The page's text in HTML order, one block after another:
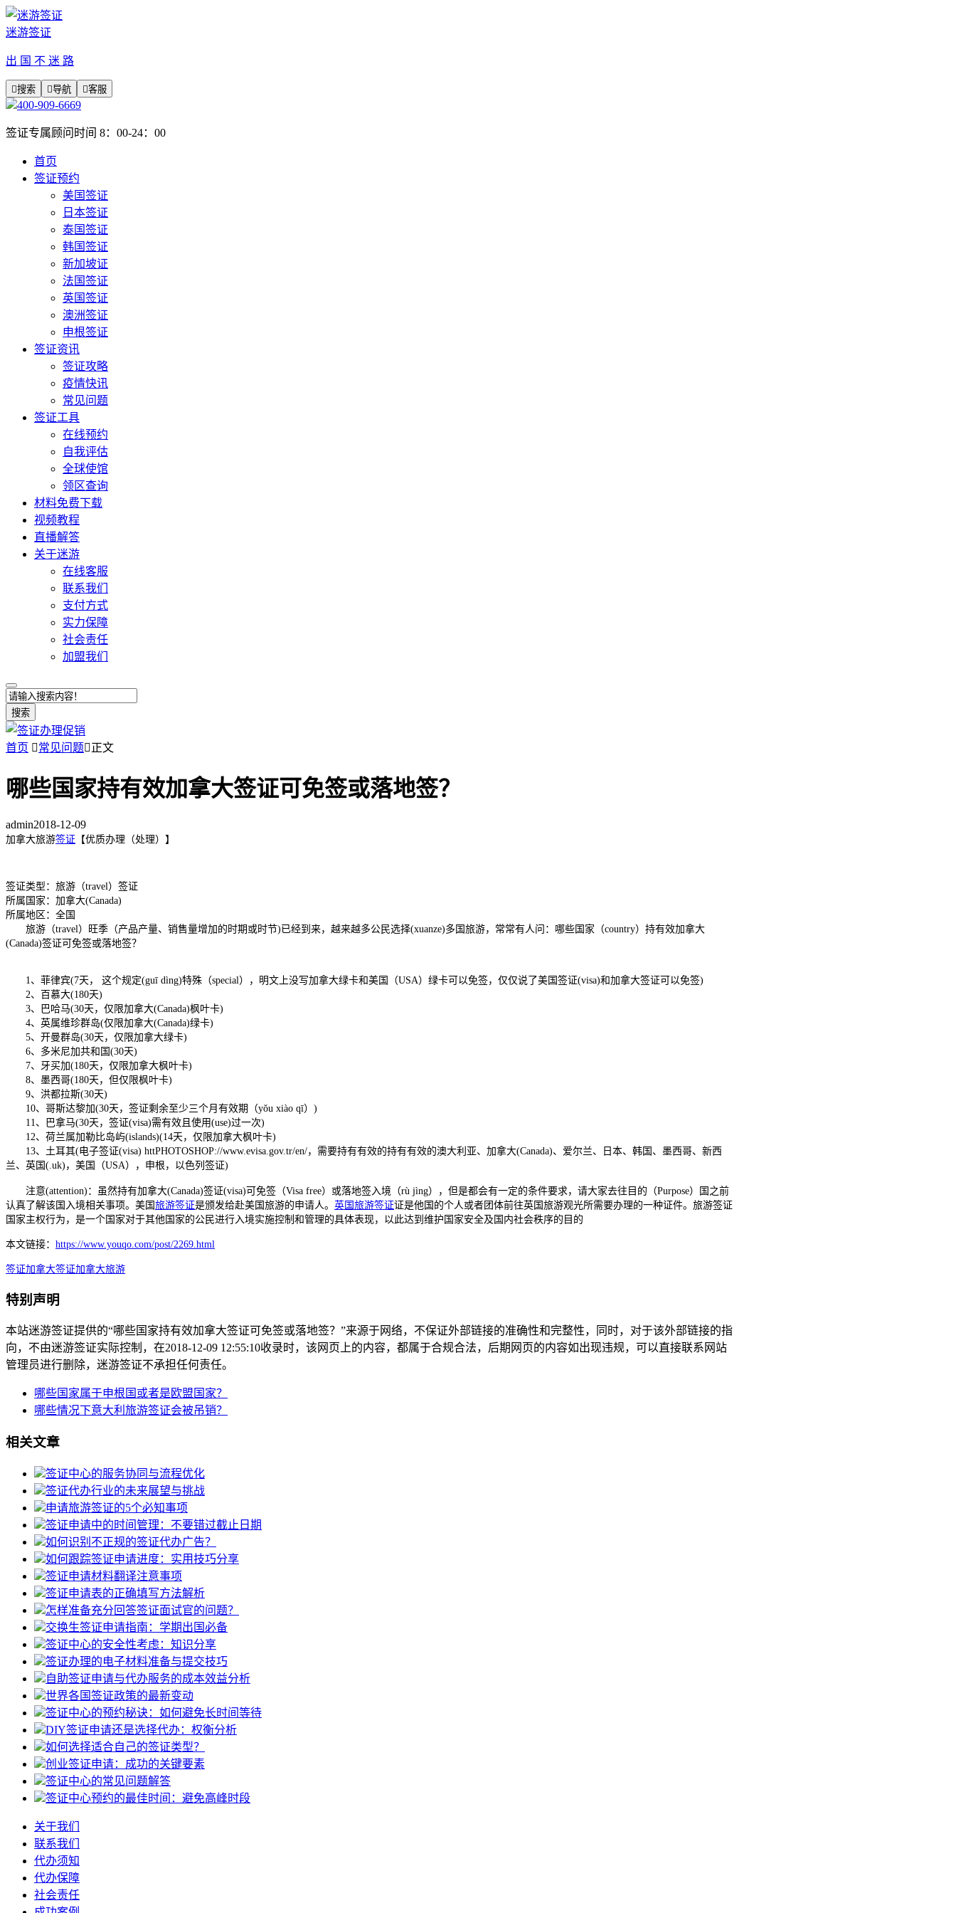
迷游签证
出 国 不 迷 路
搜索 导航 客服
400-909-6669
签证专属顾问时间 8：00-24：00
首页
签证预约
美国签证
日本签证
泰国签证
韩国签证
新加坡证
法国签证
英国签证
澳洲签证
申根签证
签证资讯
签证攻略
疫情快讯
常见问题
签证工具
在线预约
自我评估
全球使馆
领区查询
材料免费下载
视频教程
直播解答
关于迷游
在线客服
联系我们
支付方式
实力保障
社会责任
加盟我们
搜索
首页 常见问题正文
哪些国家持有效加拿大签证可免签或落地签？
admin2018-12-09
加拿大旅游签证 【优质办理（处理）】
签证类型：旅游（travel）签证
所属国家：加拿大(Canada)
所属地区：全国
旅游（travel）旺季（产品产量、销售量增加的时期或时节)已经到来，越来越多公民选择(xuanze)多国旅游，常常有人问：哪些国家（country）持有效加拿大
(Canada)签证可免签或落地签？
1、菲律宾(7天， 这个规定(guī dìng)特殊（special），明文上没写加拿大绿卡和美国（USA）绿卡可以免签，仅仅说了美国签证(visa)和加拿大签证可以免签)
2、百慕大(180天)
3、巴哈马(30天，仅限加拿大(Canada)枫叶卡)
4、英属维珍群岛(仅限加拿大(Canada)绿卡)
5、开曼群岛(30天，仅限加拿大绿卡)
6、多米尼加共和国(30天)
7、牙买加(180天，仅限加拿大枫叶卡)
8、墨西哥(180天，但仅限枫叶卡)
9、洪都拉斯(30天)
10、哥斯达黎加(30天，签证剩余至少三个月有效期（yǒu xiào qī）)
11、巴拿马(30天，签证(visa)需有效且使用(use)过一次)
12、荷兰属加勒比岛屿(islands)(14天，仅限加拿大枫叶卡)
13、土耳其(电子签证(visa) httPHOTOSHOP://www.evisa.gov.tr/en/，需要持有有效的持有有效的澳大利亚、加拿大(Canada)、爱尔兰、日本、韩国、墨西哥、新西
兰、英国(.uk)，美国（USA），申根，以色列签证)
注意(attention)：虽然持有加拿大(Canada)签证(visa)可免签（Visa free）或落地签入境（rù jìng），但是都会有一定的条件要求，请大家去往目的（Purpose）国之前
认真了解该国入境相关事项。美国 旅游签证是颁发给赴美国旅游的申请人。 英国旅游签证证是他国的个人或者团体前往英国旅游观光所需要办理的一种证件。旅游签证
国家主权行为，是一个国家对于其他国家的公民进行入境实施控制和管理的具体表现，以此达到维护国家安全及国内社会秩序的目的
本文链接： https://www.youqo.com/post/2269.html
签证加拿大签证加拿大旅游
特别声明
本站迷游签证提供的“哪些国家持有效加拿大签证可免签或落地签？”来源于网络，不保证外部链接的准确性和完整性，同时，对于该外部链接的指
向，不由迷游签证实际控制，在2018-12-09 12:55:10收录时，该网页上的内容，都属于合规合法，后期网页的内容如出现违规，可以直接联系网站
管理员进行删除，迷游签证不承担任何责任。
哪些国家属于申根国或者是欧盟国家？
哪些情况下意大利旅游签证会被吊销？
相关文章
签证中心的服务协同与流程优化
签证代办行业的未来展望与挑战
申请旅游签证的5个必知事项
签证申请中的时间管理：不要错过截止日期
如何识别不正规的签证代办广告？
如何跟踪签证申请进度：实用技巧分享
签证申请材料翻译注意事项
签证申请表的正确填写方法解析
怎样准备充分回答签证面试官的问题？
交换生签证申请指南：学期出国必备
签证中心的安全性考虑：知识分享
签证办理的电子材料准备与提交技巧
自助签证申请与代办服务的成本效益分析
世界各国签证政策的最新变动
签证中心的预约秘诀：如何避免长时间等待
DIY签证申请还是选择代办：权衡分析
如何选择适合自己的签证类型？
创业签证申请：成功的关键要素
签证中心的常见问题解答
签证中心预约的最佳时间：避免高峰时段
关于我们
联系我们
代办须知
代办保障
社会责任